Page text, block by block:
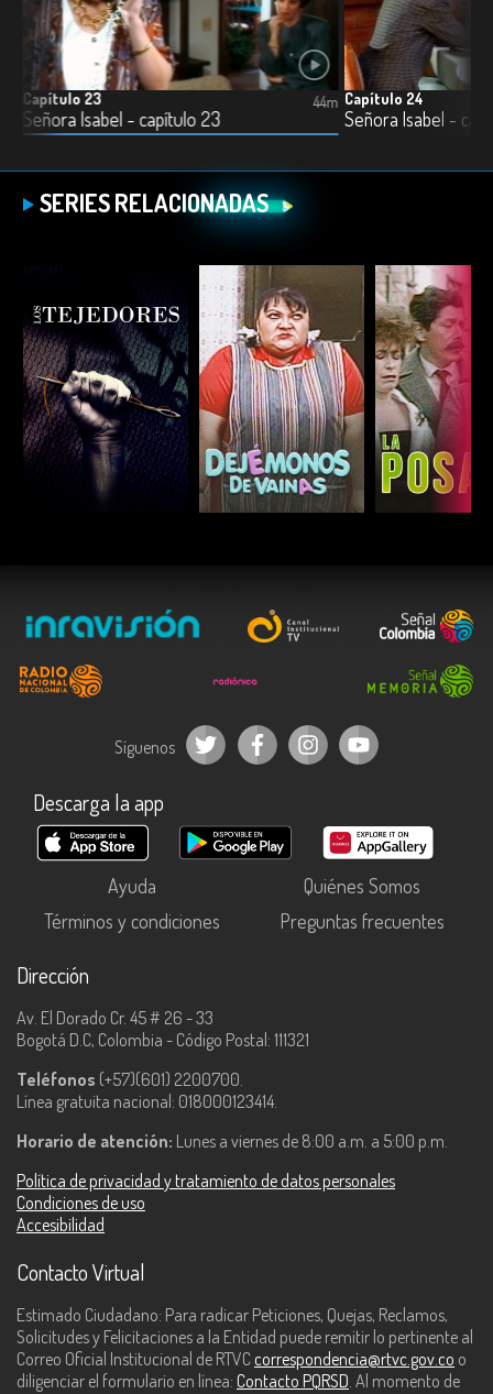
Capítulo 23
Señora Isabel - capítulo 23
44m Capítulo 24
Señora Isabel -
SERIES RELACIONADAS
ESCUCHAR ESCUCHAR
Síguenos
Descarga la app
Ayuda
Quiénes Somos
Términos y condiciones
Preguntas frecuentes
Dirección
Av. El Dorado Cr. 45 # 26 - 33
Bogotá D.C, Colombia - Código Postal: 111321
Teléfonos (+57)(601) 2200700.
Línea gratuita nacional: 018000123414.
Horario de atención: Lunes a viernes de 8:00 a.m. a 5:00 p.m.
Política de privacidad y tratamiento de datos personales
Condiciones de uso
Accesibilidad
Contacto Virtual
Estimado Ciudadano: Para radicar Peticiones, Quejas, Reclamos,
Solicitudes y Felicitaciones a la Entidad puede remitir lo pertinente al
Correo Oficial Institucional de RTVC correspondencia@rtvc.gov.co o
diligenciar el formulario en línea: Contacto PQRSD. Al momento de